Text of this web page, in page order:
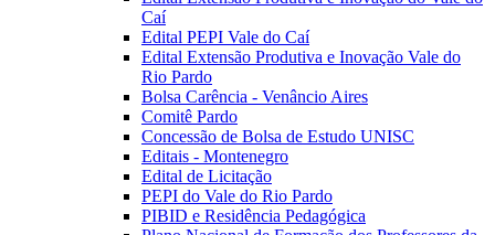
Caí
Edital PEPI Vale do Caí
Edital Extensão Produtiva e Inovação Vale do
Rio Pardo
Bolsa Carência - Venâncio Aires
Comitê Pardo
Concessão de Bolsa de Estudo UNISC
Editais - Montenegro
Edital de Licitação
PEPI do Vale do Rio Pardo
PIBID e Residência Pedagógica